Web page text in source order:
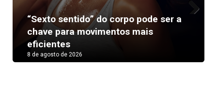
“Sexto sentido” do corpo pode ser a
chave para movimentos mais
eficientes
8 de agosto de 2026